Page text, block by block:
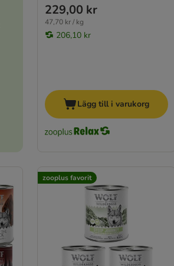
229,00 kr
47,70 kr / kg
206,10 kr
Lägg till i varukorg
zooplus favorit